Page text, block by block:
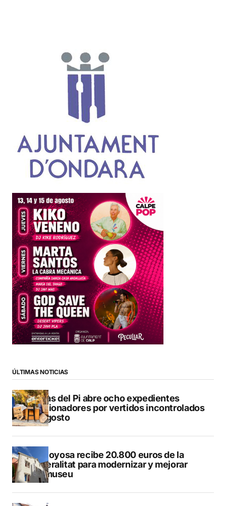
ÚLTIMAS NOTICIAS
L’Alfàs del Pi abre ocho expedientes
sancionadores por vertidos incontrolados
en agosto
Villajoyosa recibe 20.800 euros de la
Generalitat para modernizar y mejorar
Vilamuseu